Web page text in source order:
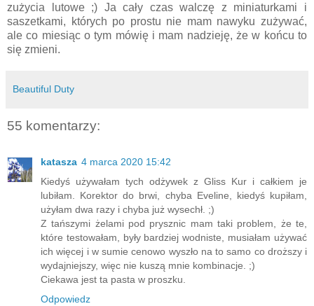
zużycia lutowe ;) Ja cały czas walczę z miniaturkami i
saszetkami, których po prostu nie mam nawyku zużywać,
ale co miesiąc o tym mówię i mam nadzieję, że w końcu to
się zmieni.
Beautiful Duty
55 komentarzy:
katasza 4 marca 2020 15:42
Kiedyś używałam tych odżywek z Gliss Kur i całkiem je
lubiłam. Korektor do brwi, chyba Eveline, kiedyś kupiłam,
użyłam dwa razy i chyba już wysechł. ;)
Z tańszymi żelami pod prysznic mam taki problem, że te,
które testowałam, były bardziej wodniste, musiałam używać
ich więcej i w sumie cenowo wyszło na to samo co droższy i
wydajniejszy, więc nie kuszą mnie kombinacje. ;)
Ciekawa jest ta pasta w proszku.
Odpowiedz